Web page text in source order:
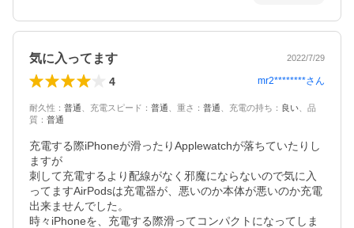
気に入ってます 2022/7/29
4 mr2********さん
耐久性 ： 普通 充電スピード ： 普通 重さ ： 普通 充電の持ち ： 良い
品
質 ： 普通
充電する際iPhoneが滑ったりApplewatchが落ちていたりし
ますが
刺して充電するより配線がなく邪魔にならないので気に入
ってますAirPodsは充電器が、悪いのか本体が悪いのか充電
出来ませんでした。
時々iPhoneを、充電する際滑ってコンパクトになってしま